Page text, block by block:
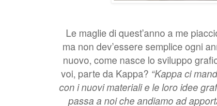
Le maglie di quest’anno a me
ma non dev’essere semplice ogni
nuovo, come nasce lo sviluppo
voi, parte da Kappa? “Kappa ci
con i nuovi materiali e le loro idee
passa a noi che andiamo ad